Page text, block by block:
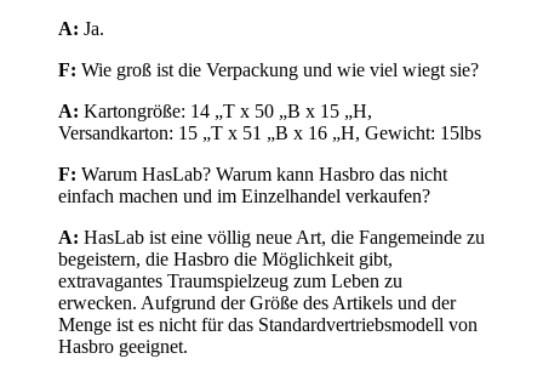
A: Ja.
F: Wie groß ist die Verpackung und wie viel wiegt sie?
A: Kartongröße: 14 „T x 50 „B x 15 „H,
Versandkarton: 15 „T x 51 „B x 16 „H, Gewicht: 15lbs
F: Warum HasLab? Warum kann Hasbro das nicht
einfach machen und im Einzelhandel verkaufen?
A: HasLab ist eine völlig neue Art, die Fangemeinde zu
begeistern, die Hasbro die Möglichkeit gibt,
extravagantes Traumspielzeug zum Leben zu
erwecken. Aufgrund der Größe des Artikels und der
Menge ist es nicht für das Standardvertriebsmodell von
Hasbro geeignet.